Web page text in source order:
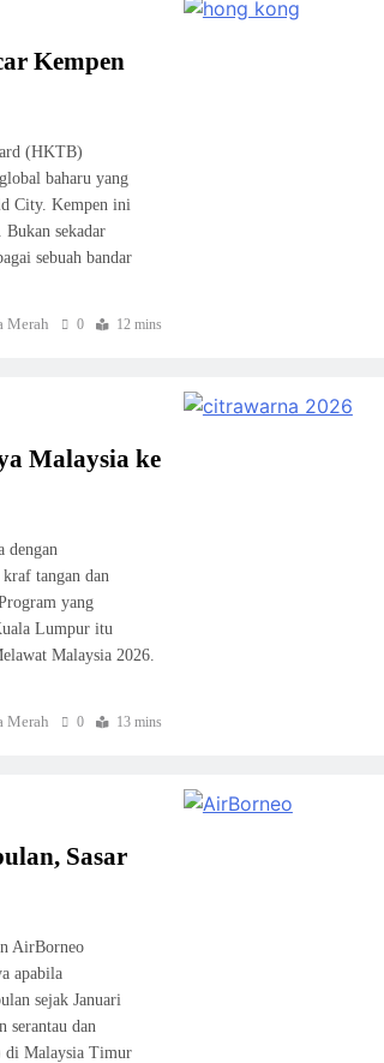
Kempen
(HKTB)
baharu yang
City. Kempen ini
sekadar
sebuah bandar
Merah 0 12 mins
Malaysia ke
dengan
tangan dan
yang
Lumpur itu
Malaysia 2026.
Merah 0 13 mins
Sasar
AirBorneo
apabila
sejak Januari
serantau dan
di Malaysia Timur